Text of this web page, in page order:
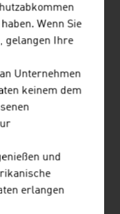
Musikwirtschaft –
2025
100 %
Wenn Sie
gelangen Ihre
Unternehmen
keinem dem
und
erlangen